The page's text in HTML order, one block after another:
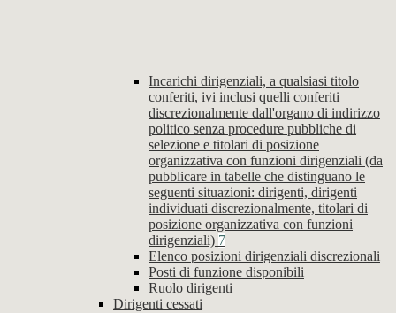
Incarichi dirigenziali, a qualsiasi titolo
conferiti, ivi inclusi quelli conferiti
discrezionalmente dall'organo di indirizzo
politico senza procedure pubbliche di
selezione e titolari di posizione
organizzativa con funzioni dirigenziali (da
pubblicare in tabelle che distinguano le
seguenti situazioni: dirigenti, dirigenti
individuati discrezionalmente, titolari di
posizione organizzativa con funzioni
dirigenziali) 7
Elenco posizioni dirigenziali discrezionali
Posti di funzione disponibili
Ruolo dirigenti
Dirigenti cessati